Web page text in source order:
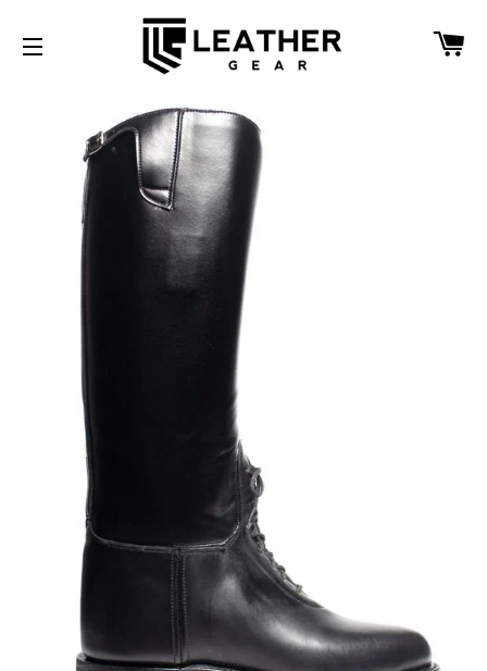
SEITENNAVIGATION